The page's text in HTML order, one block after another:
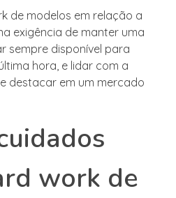
de modelos em relação a
exigência de manter uma
sempre disponível para
hora, e lidar com a
destacar em um mercado
work de